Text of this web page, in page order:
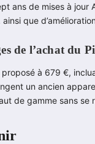
ans de mises à
que
de l’achat du
à 679 €,
un ancien
de gamme sans se